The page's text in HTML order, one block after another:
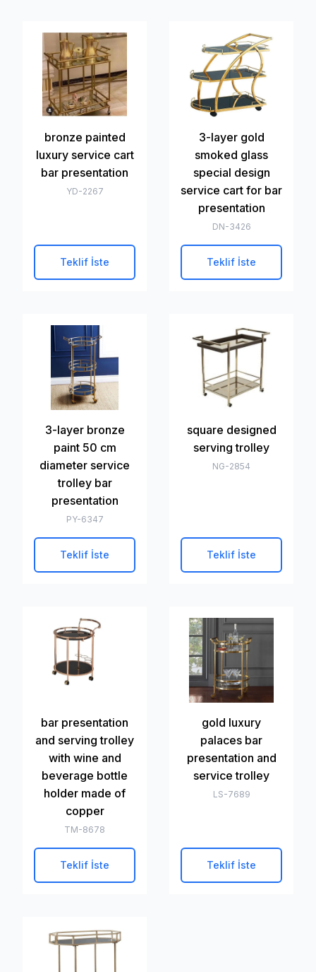
bronze painted
luxury service cart
bar presentation
YD-2267
Teklif İste
3-layer gold
smoked glass
special design
service cart for bar
presentation
DN-3426
Teklif İste
3-layer bronze
paint 50 cm
diameter service
trolley bar
presentation
PY-6347
Teklif İste
square designed
serving trolley
NG-2854
Teklif İste
bar presentation
and serving trolley
with wine and
beverage bottle
holder made of
copper
TM-8678
Teklif İste
gold luxury
palaces bar
presentation and
service trolley
LS-7689
Teklif İste